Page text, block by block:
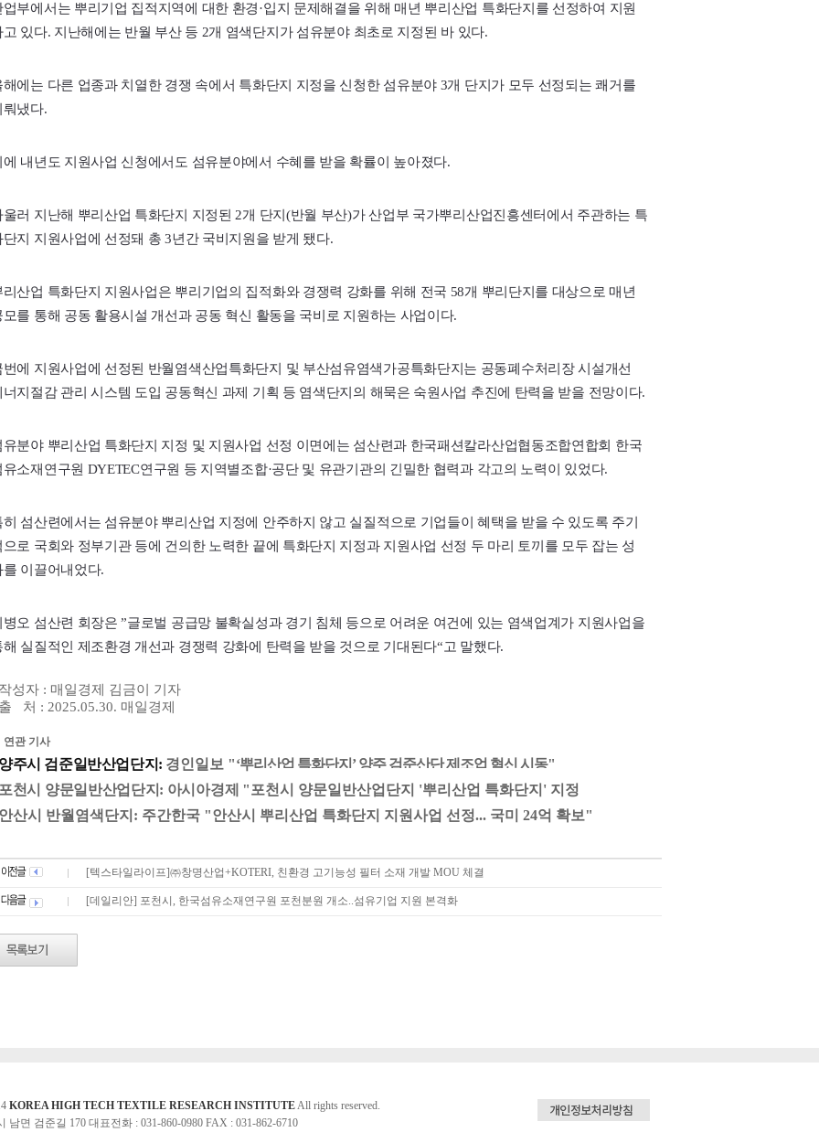
업부에서는 뿌리기업 집적지역에 대한 환경·입지 문제해결을 위해 매년 뿌리산업 특화단지를 선정하여 지원
고 있다. 지난해에는 반월 부산 등 2개 염색단지가 섬유분야 최초로 지정된 바 있다.
해에는 다른 업종과 치열한 경쟁 속에서 특화단지 지정을 신청한 섬유분야 3개 단지가 모두 선정되는 쾌거를
뤄냈다.
에 내년도 지원사업 신청에서도 섬유분야에서 수혜를 받을 확률이 높아졌다.
울러 지난해 뿌리산업 특화단지 지정된 2개 단지(반월 부산)가 산업부 국가뿌리산업진흥센터에서 주관하는 특
단지 지원사업에 선정돼 총 3년간 국비지원을 받게 됐다.
리산업 특화단지 지원사업은 뿌리기업의 집적화와 경쟁력 강화를 위해 전국 58개 뿌리단지를 대상으로 매년
모를 통해 공동 활용시설 개선과 공동 혁신 활동을 국비로 지원하는 사업이다.
번에 지원사업에 선정된 반월염색산업특화단지 및 부산섬유염색가공특화단지는 공동폐수처리장 시설개선
너지절감 관리 시스템 도입 공동혁신 과제 기획 등 염색단지의 해묵은 숙원사업 추진에 탄력을 받을 전망이다.
유분야 뿌리산업 특화단지 지정 및 지원사업 선정 이면에는 섬산련과 한국패션칼라산업협동조합연합회 한국
유소재연구원 DYETEC연구원 등 지역별조합·공단 및 유관기관의 긴밀한 협력과 각고의 노력이 있었다.
히 섬산련에서는 섬유분야 뿌리산업 지정에 안주하지 않고 실질적으로 기업들이 혜택을 받을 수 있도록 주기
으로 국회와 정부기관 등에 건의한 노력한 끝에 특화단지 지정과 지원사업 선정 두 마리 토끼를 모두 잡는 성
를 이끌어내었다.
병오 섬산련 회장은 ”글로벌 공급망 불확실성과 경기 침체 등으로 어려운 여건에 있는 염색업계가 지원사업을
해 실질적인 제조환경 개선과 경쟁력 강화에 탄력을 받을 것으로 기대된다“고 말했다.
성자 : 매일경제 김금이 기자
처 : 2025.05.30. 매일경제
관 기사
주시 검준일반산업단지: 경인일보 "‘뿌리산업 특화단지’ 양주 검준산단 제조업 혁신 시동"
천시 양문일반산업단지: 아시아경제 " 포천시 양문일반산업단지 '뿌리산업 특화단지' 지정
산시 반월염색단지: 주간한국 "안산시 뿌리산업 특화단지 지원사업 선정... 국미 24억 확보"
[텍스타일라이프]㈜창명산업+KOTERI, 친환경 고기능성 필터 소재 개발 MOU 체결
[데일리안] 포천시, 한국섬유소재연구원 포천분원 개소..섬유기업 지원 본격화
KOREA HIGH TECH TEXTILE RESEARCH INSTITUTEAll rights reserved.
남면 검준길 170 대표전화 : 031-860-0980 FAX : 031-862-6710